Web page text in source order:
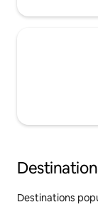
Destinations